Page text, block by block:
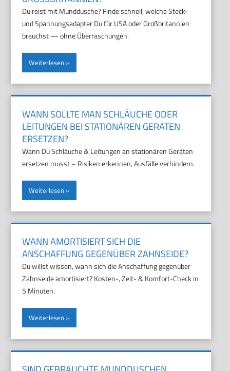
Du reist mit Munddusche? Finde schnell, welche Steck-
und Spannungsadapter Du für USA oder Großbritannien
brauchst — ohne Überraschungen.
Weiterlesen
WANN SOLLTE MAN SCHLÄUCHE ODER
LEITUNGEN BEI STATIONÄREN GERÄTEN
ERSETZEN?
Wann Du Schläuche & Leitungen an stationären Geräten
ersetzen musst – Risiken erkennen, Ausfälle verhindern.
Weiterlesen
WANN AMORTISIERT SICH DIE
ANSCHAFFUNG GEGENÜBER ZAHNSEIDE?
Du willst wissen, wann sich die Anschaffung gegenüber
Zahnseide amortisiert? Kosten-, Zeit- & Komfort-Check in
5 Minuten.
Weiterlesen